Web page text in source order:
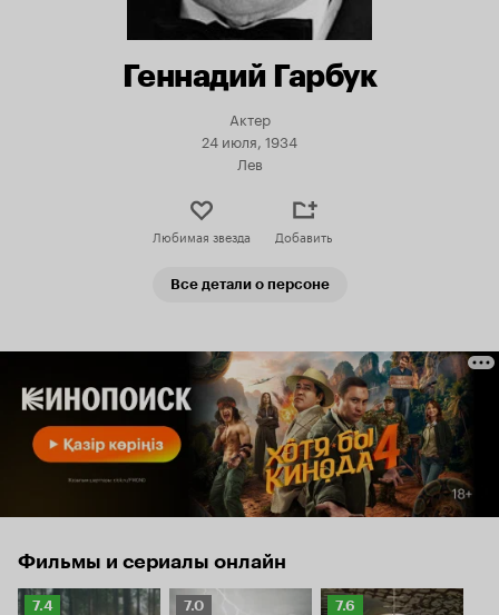
Геннадий Гарбук
Актер
24 июля, 1934
Лев
Любимая звезда Добавить
Все детали о персоне
Фильмы и сериалы онлайн
Рейтинг
7.4
Рейтинг
7.0
Рейтинг
7.6